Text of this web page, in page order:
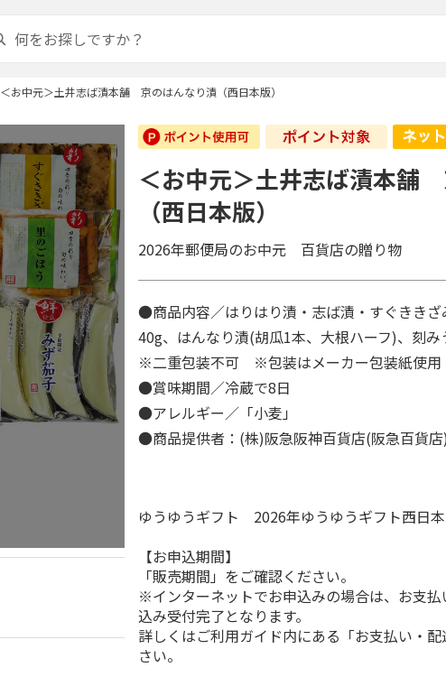
＜お中元＞土井志ば漬本舗 京のはんなり漬（西日本版）
＜お中元＞土井志ば漬本舗
（西日本版）
2026年郵便局のお中元 百貨店の贈り物
●商品内容／はりはり漬・志ば漬・すぐきき
40g、はんなり漬(胡瓜1本、大根ハーフ)、刻
※二重包装不可 ※包装はメーカー包装紙使用
●賞味期間／冷蔵で8日
●アレルギー／「小麦」
●商品提供者：(株)阪急阪神百貨店(阪急百貨
ゆうゆうギフト 2026年ゆうゆうギフト西日
【お申込期間】
「販売期間」をご確認ください。
※インターネットでお申込みの場合は、お支
込み受付完了となります。
詳しくはご利用ガイド内にある「お支払い・
さい。